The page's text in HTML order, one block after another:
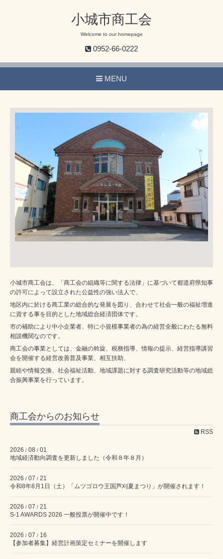
小城市商工会
Welcome to our homepage
0952-66-0222
MENU
小城市商工会は、「商工会の組織等に関する法律」に基づいて都道府県知事
の許可によって設立された公益性の強い法人で、
地区内に於ける商工業の総合的な発展を図り、合わせて社会一般の福祉増進
に資する事を目的とした地域総合経済団体です。
市の補助により中小企業者、特に小規模事業者の為の経営全般にわたる無料
相談機関なのです。
商工会の事業としては、金融の斡旋、税務指導、情報の提示、経営指導講習
会を開催する経営改善普及事業、相互扶助、
親睦や情報交換、社会福祉活動、地域課題に対する調査研究活動等の地域総
合振興事業を行っています。
商工会からのお知らせ
RSS
2026 / 08 / 01
地域経済動向調査を更新しました（令和８年８月）
2026 / 07 / 21
令和8年8月1日（土）「ムツゴロウ王国芦刈夏まつり」が開催されます！
2026 / 07 / 21
S-1 AWARDS 2026 一般投票が開催中です！
2026 / 07 / 16
【参加者募集】経営計画策定セミナーを開催します